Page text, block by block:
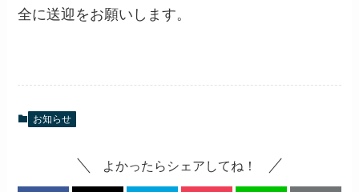
全に送迎をお願いします。
お知らせ
よかったらシェアしてね！